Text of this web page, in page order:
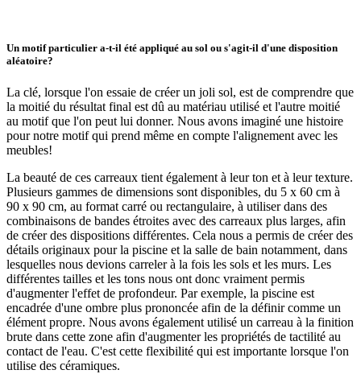
Un motif particulier a-t-il été appliqué au sol ou s'agit-il d'une disposition
aléatoire?
La clé, lorsque l'on essaie de créer un joli sol, est de comprendre que
la moitié du résultat final est dû au matériau utilisé et l'autre moitié
au motif que l'on peut lui donner. Nous avons imaginé une histoire
pour notre motif qui prend même en compte l'alignement avec les
meubles!
La beauté de ces carreaux tient également à leur ton et à leur texture.
Plusieurs gammes de dimensions sont disponibles, du 5 x 60 cm à
90 x 90 cm, au format carré ou rectangulaire, à utiliser dans des
combinaisons de bandes étroites avec des carreaux plus larges, afin
de créer des dispositions différentes. Cela nous a permis de créer des
détails originaux pour la piscine et la salle de bain notamment, dans
lesquelles nous devions carreler à la fois les sols et les murs. Les
différentes tailles et les tons nous ont donc vraiment permis
d'augmenter l'effet de profondeur. Par exemple, la piscine est
encadrée d'une ombre plus prononcée afin de la définir comme un
élément propre. Nous avons également utilisé un carreau à la finition
brute dans cette zone afin d'augmenter les propriétés de tactilité au
contact de l'eau. C'est cette flexibilité qui est importante lorsque l'on
utilise des céramiques.